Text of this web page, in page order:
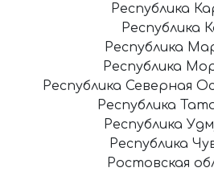
Республика
Республика
Республика
Республика
Республика Северная
Республика
Республика
Республика
Ростовская